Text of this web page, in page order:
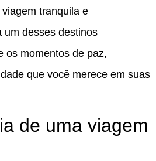
tranquila e
um desses destinos
os momentos de paz,
que você merece em suas
de uma viagem